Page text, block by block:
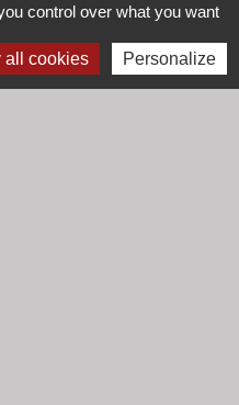
Cogny
Guibert
control over what you want
all cookies Personalize